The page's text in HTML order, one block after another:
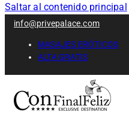
Saltar al contenido principal
info@privepalace.com
MASAJES ERÓTICOS
ALTA GRATIS